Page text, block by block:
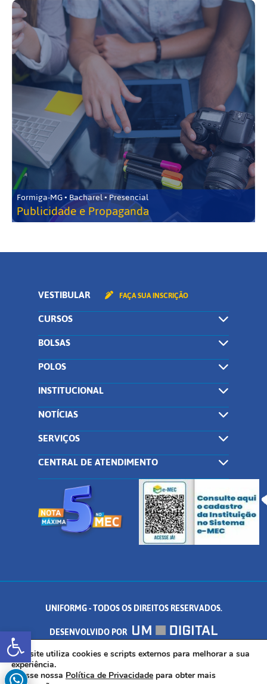
Abrir a barra de ferramentas
Formiga-MG • Bacharel • Presencial
Publicidade e Propaganda
VESTIBULAR FAÇA SUA INSCRIÇÃO
CURSOS
BOLSAS
POLOS
INSTITUCIONAL
NOTÍCIAS
SERVIÇOS
CENTRAL DE ATENDIMENTO
UNIFORMG - TODOS OS DIREITOS RESERVADOS.
DESENVOLVIDO POR
AV. DR. ARNALDO DE SENNA, 328 - PALMEIRAS, FORMIGA/MG - CEP:
35.574.530
Este site utiliza cookies e scripts externos para melhorar a sua
experiência.
Acesse nossa Política de Privacidade para obter mais